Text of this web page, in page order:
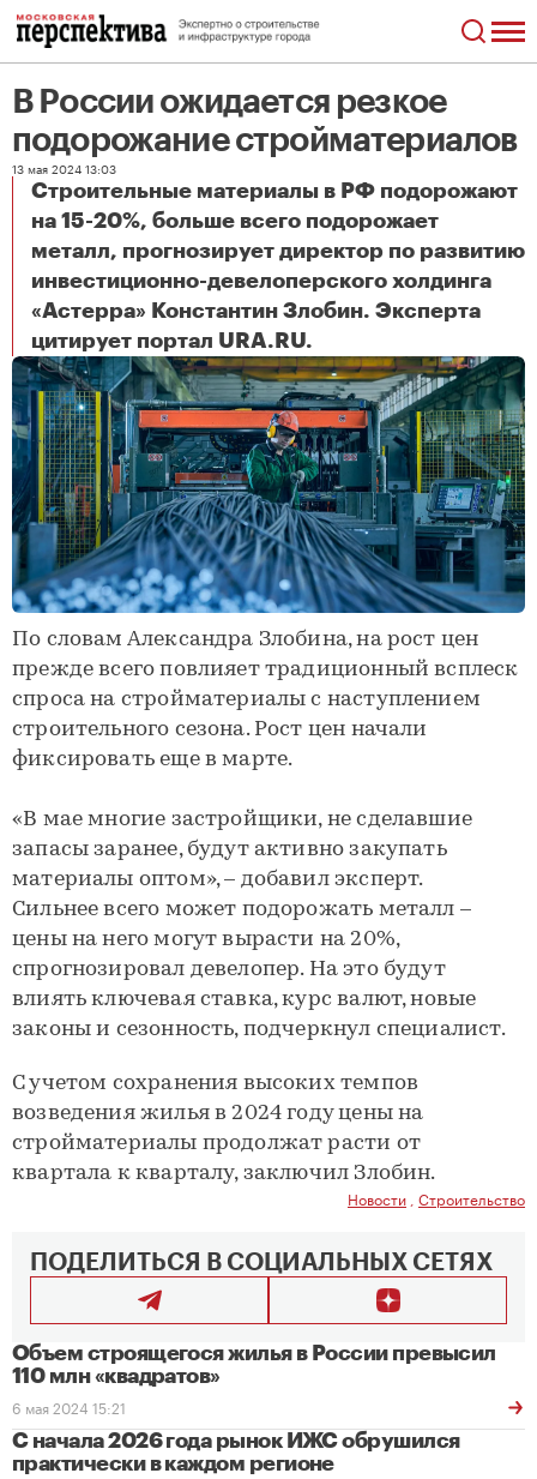
В России ожидается резкое
подорожание стройматериалов
13 мая 2024 13:03
Строительные материалы в РФ подорожают
на 15-20%, больше всего подорожает
металл, прогнозирует директор по развитию
инвестиционно-девелоперского холдинга
«Астерра» Константин Злобин. Эксперта
цитирует портал URA.RU.
По словам Александра Злобина, на рост цен
прежде всего повлияет традиционный всплеск
спроса на стройматериалы с наступлением
строительного сезона. Рост цен начали
фиксировать еще в марте.
«В мае многие застройщики, не сделавшие
запасы заранее, будут активно закупать
материалы оптом», – добавил эксперт.
Сильнее всего может подорожать металл –
цены на него могут вырасти на 20%,
спрогнозировал девелопер. На это будут
влиять ключевая ставка, курс валют, новые
законы и сезонность, подчеркнул специалист.
С учетом сохранения высоких темпов
возведения жилья в 2024 году цены на
стройматериалы продолжат расти от
квартала к кварталу, заключил Злобин.
Новости Строительство
ПОДЕЛИТЬСЯ В СОЦИАЛЬНЫХ СЕТЯХ
Объем строящегося жилья в России превысил
110 млн «квадратов»
6 мая 2024 15:21
С начала 2026 года рынок ИЖС обрушился
практически в каждом регионе